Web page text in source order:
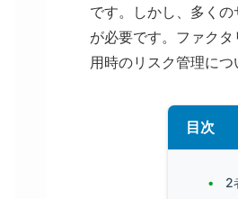
です。しかし、多く
が必要です。ファク
用時のリスク管理につ
目次
2